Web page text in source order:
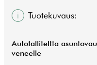
Tuotekuvaus:
Autotalliteltta
veneelle